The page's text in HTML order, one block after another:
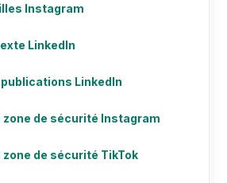
Instagram
LinkedIn
LinkedIn
de sécurité Instagram
de sécurité TikTok